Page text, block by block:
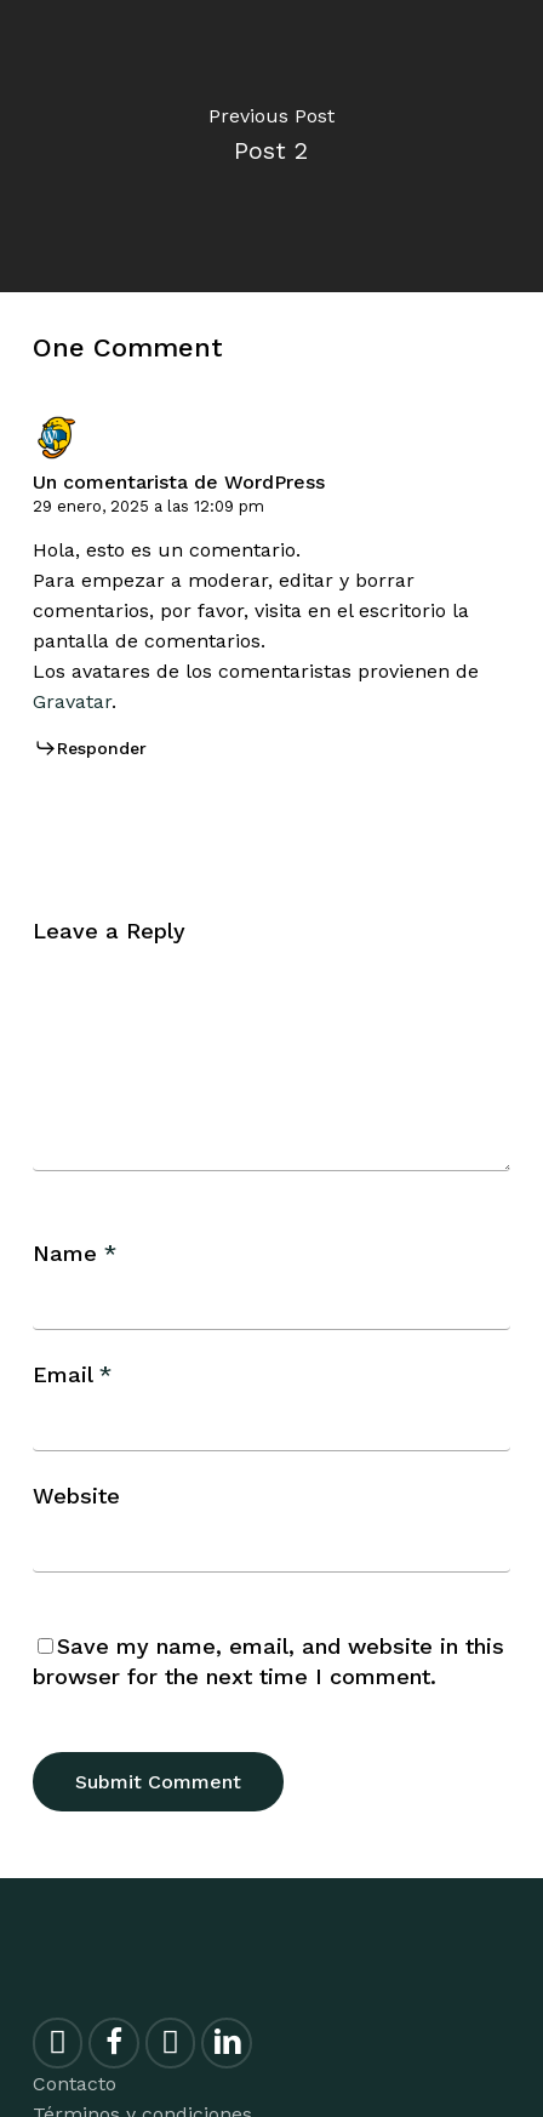
Previous Post
Post 2
One Comment
Un comentarista de WordPress
29 enero, 2025 a las 12:09 pm
Hola, esto es un comentario.
Para empezar a moderar, editar y borrar
comentarios, por favor, visita en el escritorio la
pantalla de comentarios.
Los avatares de los comentaristas provienen de
Gravatar.
Responder
Leave a Reply
Name *
Email *
Website
Save my name, email, and website in this
browser for the next time I comment.
Contacto